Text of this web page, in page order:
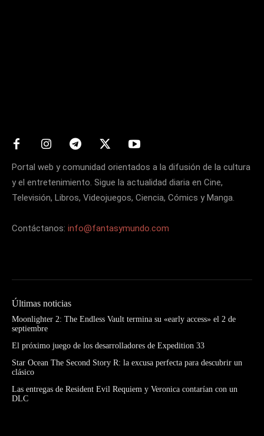
Portal web y comunidad orientados a la difusión de la cultura
y el entretenimiento. Sigue la actualidad diaria en Cine,
Televisión, Libros, Videojuegos, Ciencia, Cómics y Manga.
Contáctanos: info@fantasymundo.com
Últimas noticias
Moonlighter 2: The Endless Vault termina su «early access» el 2 de
septiembre
El próximo juego de los desarrolladores de Expedition 33
Star Ocean The Second Story R: la excusa perfecta para descubrir un
clásico
Las entregas de Resident Evil Requiem y Veronica contarían con un
DLC